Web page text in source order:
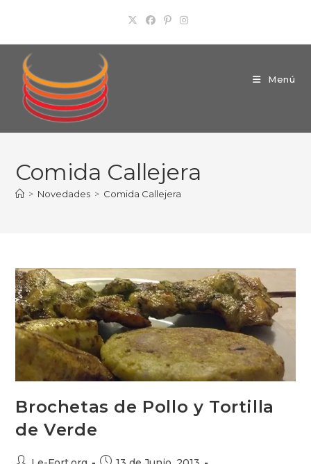
contenido
Menú
Comida Callejera
> Novedades > Comida Callejera
Brochetas de Pollo y Tortilla
de Verde
Autor
Publicación